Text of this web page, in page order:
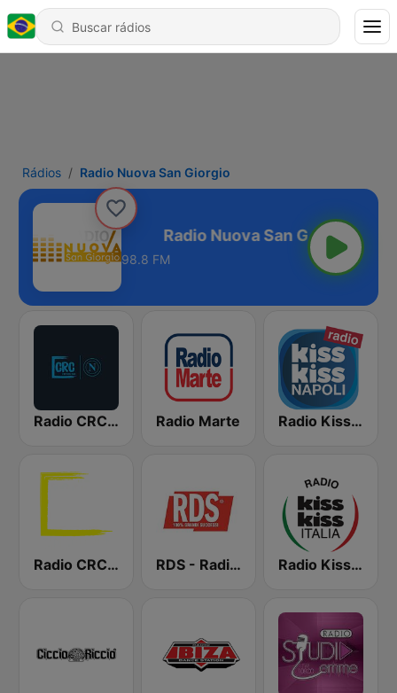
Rádios Radio Nuova San Giorgio
San Giorgio
98.8 FM
Radio CRC Napoli 100.5 Radio Marte Radio Kiss Kiss Napoli
Radio CRC Targato Italia 92.8 RDS - Radio Dimensione Suono Radio Kiss Kiss Italia